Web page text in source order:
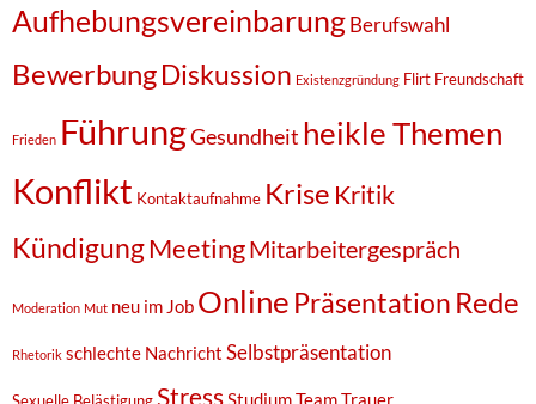
AufhebungsvereinbarungBerufswahl
BewerbungDiskussion Existenzgründung Flirt Freundschaft
Frieden FührungGesundheit heikle Themen
Konflikt Kontaktaufnahme Krise Kritik
KündigungMeetingMitarbeitergespräch
Moderation Mut neu im Job Online Präsentation Rede
Rhetorik schlechte Nachricht Selbstpräsentation
Sexuelle Belästigung Stress StudiumTeamTrauer